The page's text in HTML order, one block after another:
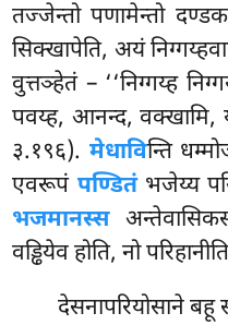
तज्जेन्तो पणामेन्तो
सिक्खापेति, अयं
वुत्तञ्हेतं – ‘‘निग्गय्ह
पवय्ह, आनन्द, वक्खामि,
३.१९६). मेधाविन्ति
एवरूपं पण्डितंभजेय्य
भजमानस्स
वड्ढियेव होति, नो
देसनापरियोसाने बहू